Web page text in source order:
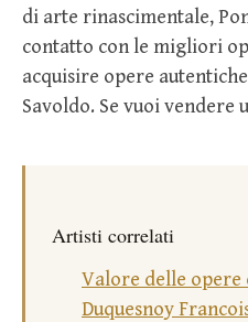
di arte rinascimentale,
contatto con le migliori
acquisire opere
Savoldo. Se vuoi vendere
Artisti correlati
Valore delle opere
Duquesnoy